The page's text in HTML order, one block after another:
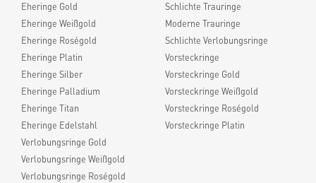
Eheringe Gold
Eheringe Weißgold
Eheringe Roségold
Eheringe Platin
Eheringe Silber
Eheringe Palladium
Eheringe Titan
Eheringe Edelstahl
Verlobungsringe Gold
Verlobungsringe Weißgold
Verlobungsringe Roségold
Schlichte Trauringe
Moderne Trauringe
Schlichte Verlobungsringe
Vorsteckringe
Vorsteckringe Gold
Vorsteckringe Weißgold
Vorsteckringe Roségold
Vorsteckringe Platin